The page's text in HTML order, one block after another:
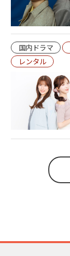
国内ドラマ
レンタル